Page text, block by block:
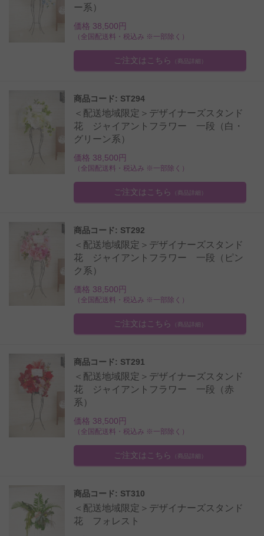
ー系）
価格 38,500円
（全国配送料・税込み ※一部除く）
ご注文はこちら （商品詳細）
商品コード: ST294
＜配送地域限定＞デザイナーズスタンド
花 ジャイアントフラワー 一段（白・
グリーン系）
価格 38,500円
（全国配送料・税込み ※一部除く）
ご注文はこちら （商品詳細）
商品コード: ST292
＜配送地域限定＞デザイナーズスタンド
花 ジャイアントフラワー 一段（ピン
ク系）
価格 38,500円
（全国配送料・税込み ※一部除く）
ご注文はこちら （商品詳細）
商品コード: ST291
＜配送地域限定＞デザイナーズスタンド
花 ジャイアントフラワー 一段（赤
系）
価格 38,500円
（全国配送料・税込み ※一部除く）
ご注文はこちら （商品詳細）
商品コード: ST310
＜配送地域限定＞デザイナーズスタンド
花 フォレスト